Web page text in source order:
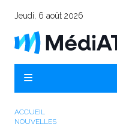
Jeudi, 6 août 2026
ACCUEIL
NOUVELLES